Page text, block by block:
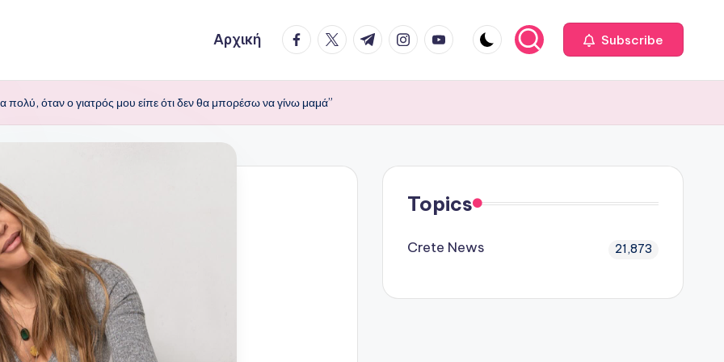
Αρχική facebook.com
twitter.com
t.me instagram.com
youtube.com Subscribe
όταν ο γιατρός μου είπε ότι δεν θα μπορέσω να γίνω μαμά”
Topics
Crete News 21,873